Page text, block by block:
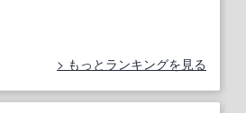
もっとランキングを見る